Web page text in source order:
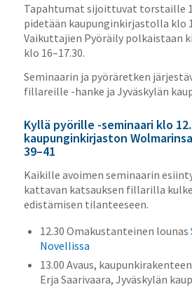
Tapahtumat sijoittuvat torstaille
pidetään kaupunginkirjastolla klo
Vaikuttajien Pyöräily polkaistaan
klo 16–17.30.
Seminaarin ja pyöräretken
fillareille -hanke ja Jyväskylän
Kyllä pyörille -seminaari klo
kaupunginkirjaston
39–41
Kaikille avoimen seminaarin
kattavan katsauksen fillarilla
edistämisen tilanteeseen.
12.30 Omakustanteinen lounas
Novellissa
13.00 Avaus,
Erja Saarivaara, Jyväskylän